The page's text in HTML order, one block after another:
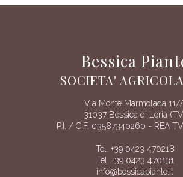
Bessica
SOCIETA'
Via Monte Marmolada 11/
31037 Bessica di Loria
P.I. / C.F. 03587340260 - REA
Tel. +39 0423 470218
Tel. +39 0423 470131
info@bessicapiante.it